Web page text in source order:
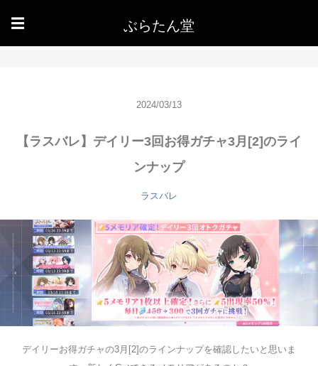
☰ ぶらたん堂
2024/03/13
【ラスバレ】デイリー3回お得ガチャ3月[2]のライ
ンナップ
ラスバレ
デイリーお得ガチャの3月[2]のラインナップを確認したいと思いま